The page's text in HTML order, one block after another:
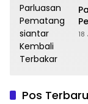
Pos Terbaru